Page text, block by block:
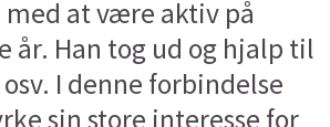
at være aktiv på
år. Han tog ud og hjalp til
I denne forbindelse
sin store interesse for